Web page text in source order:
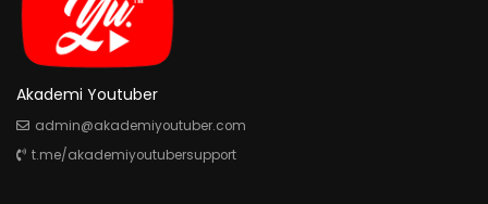
Akademi Youtuber
admin@akademiyoutuber.com
t.me/akademiyoutubersupport